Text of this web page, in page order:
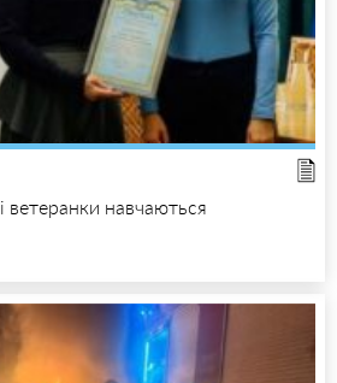
ветеранки навчаються